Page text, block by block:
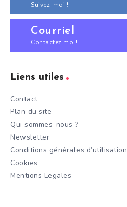
Suivez-moi !
Courriel
Contactez moi!
Liens utiles
Contact
Plan du site
Qui sommes-nous ?
Newsletter
Conditions générales d’utilisation
Cookies
Mentions Legales